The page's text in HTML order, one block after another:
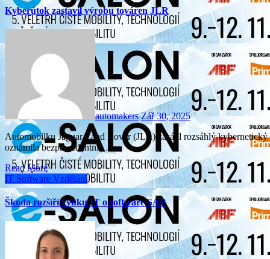
Kyberútok zastavil výrobu továren JLR
automakers Zář 30, 2025
Automobilku Jaguar Land Rover (JLR) zasáhl rozsáhlý kybernetický útok, který zastavil její výrobní linky. Britská vláda
oznámila bezprecedentní…
Read More
IT Software Vzdělání
Škoda rozšíří výuku IT o software SAP